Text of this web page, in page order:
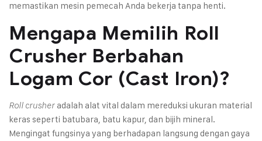
memastikan mesin pemecah Anda bekerja tanpa henti.
Mengapa Memilih Roll
Crusher Berbahan
Logam Cor (Cast Iron)?
Roll crusher adalah alat vital dalam mereduksi ukuran material
keras seperti batubara, batu kapur, dan bijih mineral.
Mengingat fungsinya yang berhadapan langsung dengan gaya